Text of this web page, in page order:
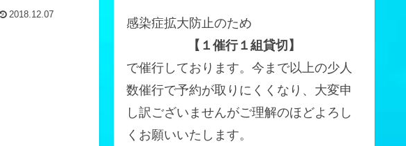
2018.12.07
感染症拡大防止のため
【１催行１組貸切】
で催行しております。今まで以上の少人
数催行で予約が取りにくくなり、大変申
し訳ございませんがご理解のほどよろし
くお願いいたします。